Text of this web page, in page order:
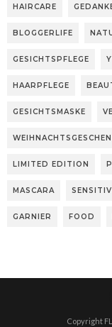
HAIRCARE
BLOGGERLIFE
GESICHTSPFLEGE
HAARPFLEGE
GESICHTSMASKE
LIMITED EDITION
MASCARA
GARNIER FOOD
Copyright